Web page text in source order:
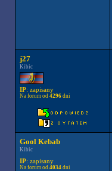
j27
Kibic
IP: zapisany
Na forum od 4296dni
Gool Kebab
Kibic
IP: zapisany
Na forum od 4034dni